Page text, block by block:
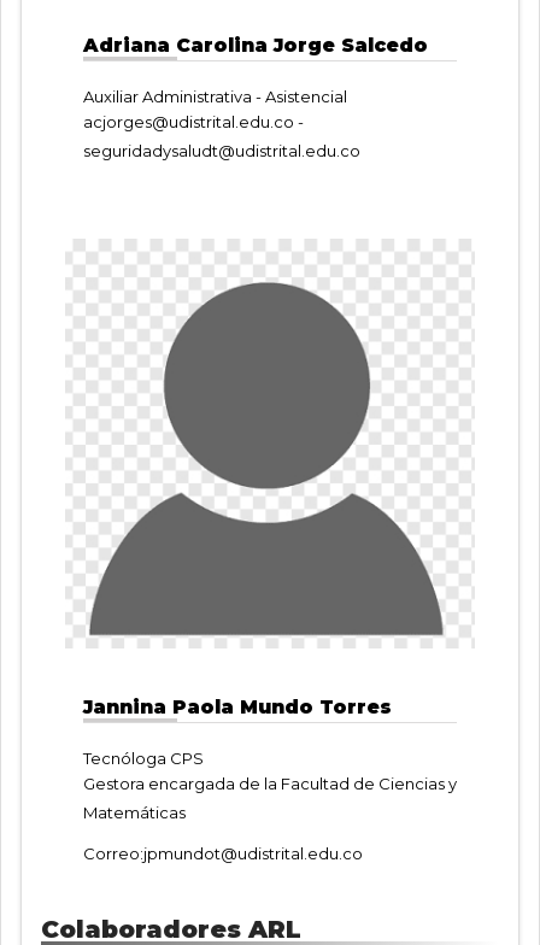
Adriana Carolina Jorge Salcedo
Auxiliar Administrativa - Asistencial
acjorges@udistrital.edu.co -
seguridadysaludt@udistrital.edu.co
Jannina Paola Mundo Torres
Tecnóloga CPS
Gestora encargada de la Facultad de Ciencias y
Matemáticas
Correo:jpmundot@udistrital.edu.co
Colaboradores ARL